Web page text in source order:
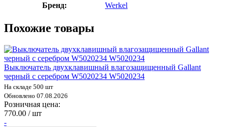
Бренд:
Werkel
Похожие товары
Выключатель двухклавишный влагозащищенный Gallant
черный с серебром W5020234 W5020234
На складе 500 шт
Обновлено 07.08.2026
Розничная цена:
770.00 / шт
-